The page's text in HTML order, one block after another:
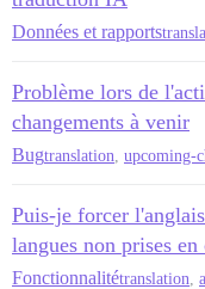
Données et rapports
Problème lors de
changements à venir
Bugtranslation upcoming-
Puis-je forcer
langues non prises en
Fonctionnalitétranslation